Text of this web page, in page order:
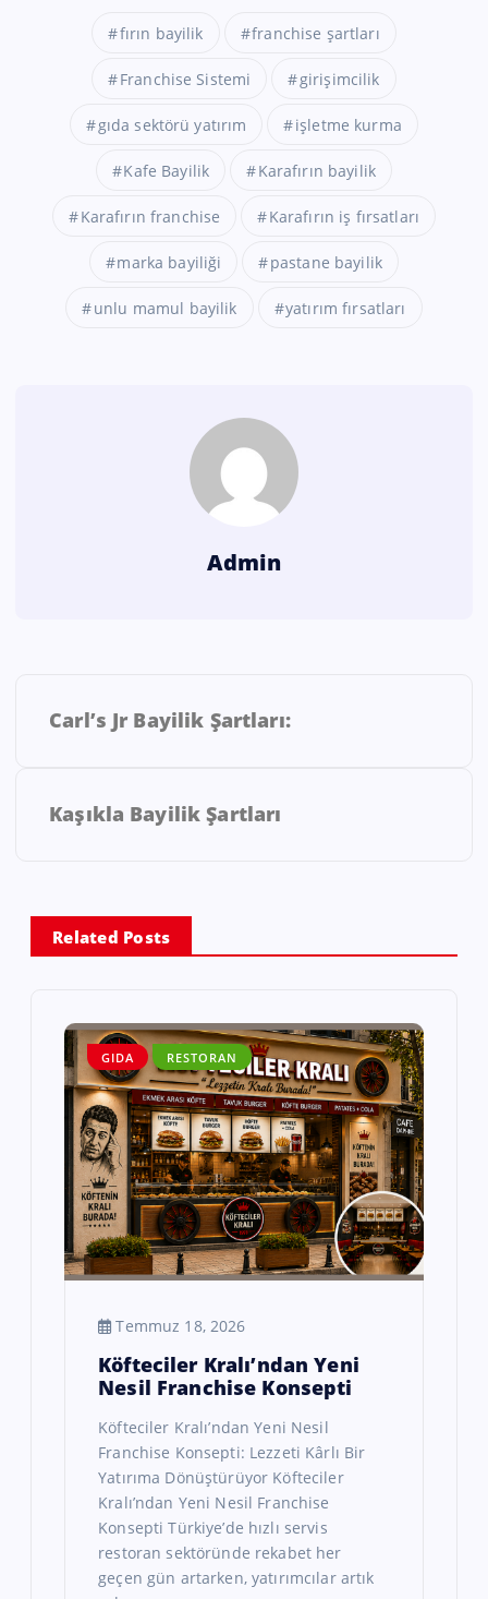
fırın bayilik franchise şartları
Franchise Sistemi girişimcilik
gıda sektörü yatırım işletme kurma
Kafe Bayilik Karafırın bayilik
Karafırın franchise Karafırın iş fırsatları
marka bayiliği pastane bayilik
unlu mamul bayilik yatırım fırsatları
Admin
Carl’s Jr Bayilik Şartları:
Kaşıkla Bayilik Şartları
Related Posts
GIDA RESTORAN
Temmuz 18, 2026
Köfteciler Kralı’ndan Yeni
Nesil Franchise Konsepti
Köfteciler Kralı’ndan Yeni Nesil
Franchise Konsepti: Lezzeti Kârlı Bir
Yatırıma Dönüştürüyor Köfteciler
Kralı’ndan Yeni Nesil Franchise
Konsepti Türkiye’de hızlı servis
restoran sektöründe rekabet her
geçen gün artarken, yatırımcılar artık